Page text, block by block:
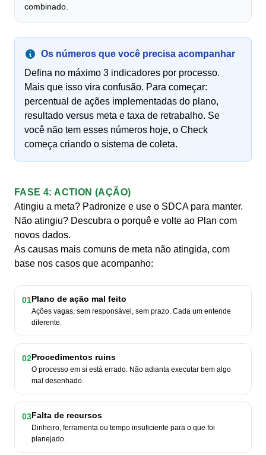
combinado.
Os números que você precisa acompanhar
Defina no máximo 3 indicadores por processo.
Mais que isso vira confusão. Para começar:
percentual de ações implementadas do plano,
resultado versus meta e taxa de retrabalho. Se
você não tem esses números hoje, o Check
começa criando o sistema de coleta.
FASE 4: ACTION (AÇÃO)
Atingiu a meta? Padronize e use o SDCA para manter.
Não atingiu? Descubra o porquê e volte ao Plan com
novos dados.
As causas mais comuns de meta não atingida, com
base nos casos que acompanho:
01Plano de ação mal feito
Ações vagas, sem responsável, sem prazo. Cada um entende
diferente.
02Procedimentos ruins
O processo em si está errado. Não adianta executar bem algo
mal desenhado.
03Falta de recursos
Dinheiro, ferramenta ou tempo insuficiente para o que foi
planejado.